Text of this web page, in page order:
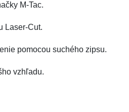
M-Tac.
Laser-Cut.
pomocou suchého zipsu.
vzhľadu.